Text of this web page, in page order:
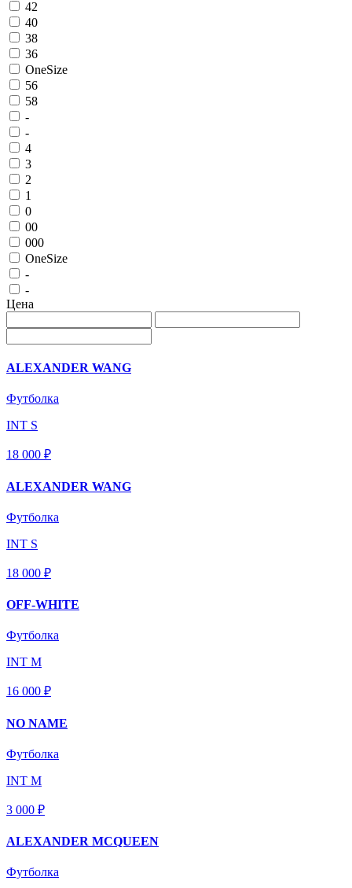
42
40
38
36
OneSize
56
58
-
-
4
3
2
1
0
00
000
OneSize
-
-
Цена
ALEXANDER WANG
Футболка
INT S
18 000 ₽
ALEXANDER WANG
Футболка
INT S
18 000 ₽
OFF-WHITE
Футболка
INT M
16 000 ₽
NO NAME
Футболка
INT M
3 000 ₽
ALEXANDER MCQUEEN
Футболка